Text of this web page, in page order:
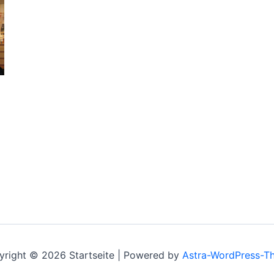
© 2026 Startseite | Powered by Astra-WordPress-